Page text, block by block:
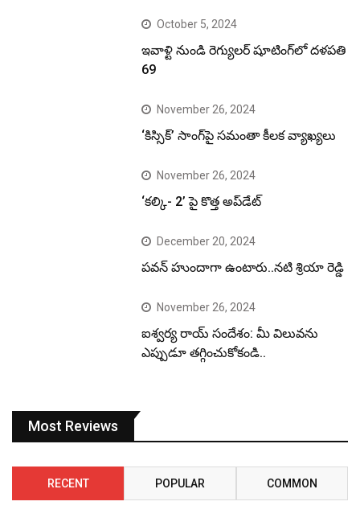
October 5, 2024
ఇవాళ్టి నుండి రెగ్యులర్ షూటింగ్‌లో దళపతి
69
November 26, 2024
‘కిస్సిక్’ సాంగ్‌పై సమంతా కీలక వ్యాఖ్యలు
November 26, 2024
‘కల్కి- 2’ పై కొత్త అప్‌డేట్
December 20, 2024
పవన్ హుందాగా ఉంటారు..నటి శ్రియా రెడ్డి
November 26, 2024
ఐశ్వర్య రాయ్ సందేశం: మీ విలువను
ఎప్పుడూ తగ్గించుకోకండి..
Most Reviews
RECENT POPULAR COMMON